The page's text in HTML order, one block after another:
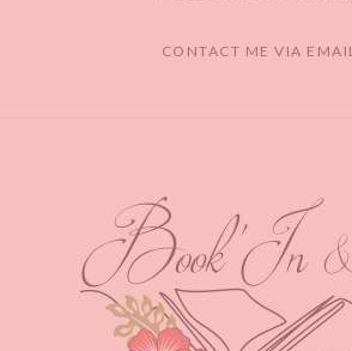
CONTACT ME VIA EMAIL